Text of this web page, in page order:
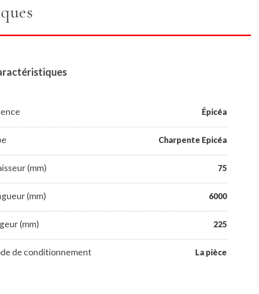
Épicéa
Charpente Epicéa
(mm) 75
(mm) 6000
(mm) 225
de conditionnement La pièce